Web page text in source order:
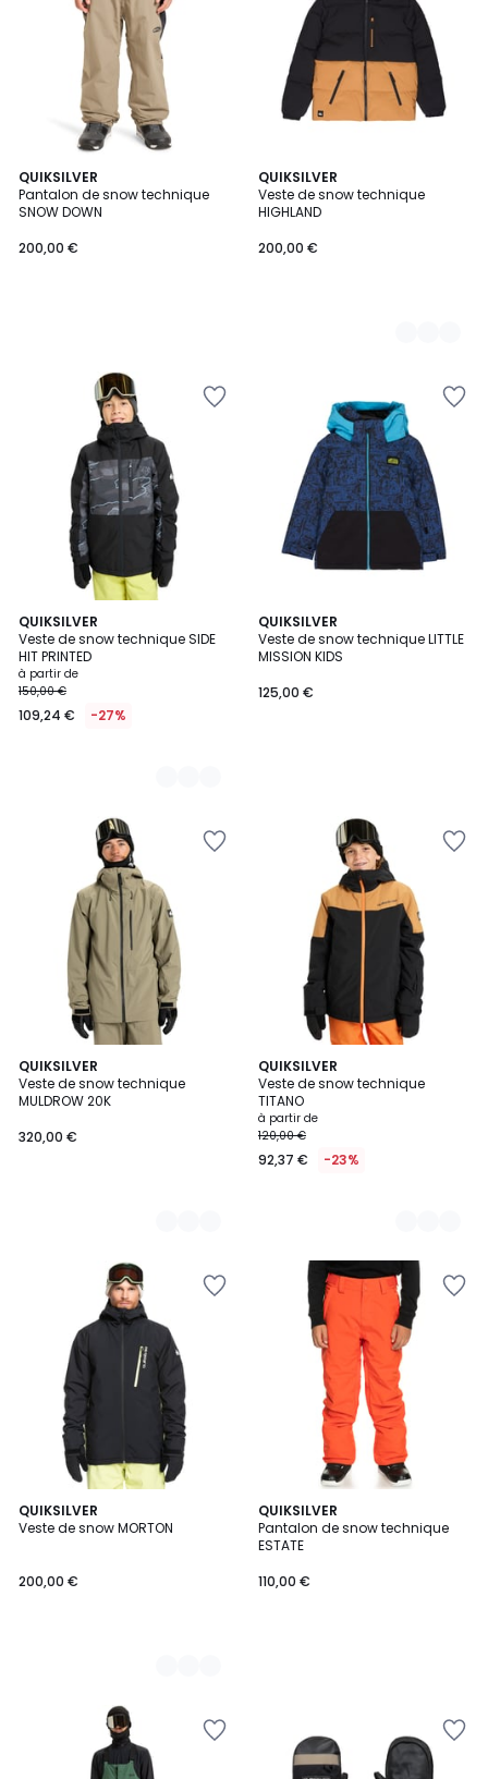
QUIKSILVER
Pantalon de snow technique
SNOW DOWN
200,00 €
QUIKSILVER
Veste de snow technique
HIGHLAND
200,00 €
2
Couleurs
QUIKSILVER
Veste de snow technique SIDE
HIT PRINTED
à partir de
150,00 €
109,24 € -27%
2
Couleurs
QUIKSILVER
Veste de snow technique LITTLE
MISSION KIDS
125,00 €
QUIKSILVER
Veste de snow technique
MULDROW 20K
320,00 €
3
Couleurs
QUIKSILVER
Veste de snow technique
TITANO
à partir de
120,00 €
92,37 € -23%
2
Couleurs
QUIKSILVER
Veste de snow MORTON
200,00 €
2
Couleurs
QUIKSILVER
Pantalon de snow technique
ESTATE
110,00 €